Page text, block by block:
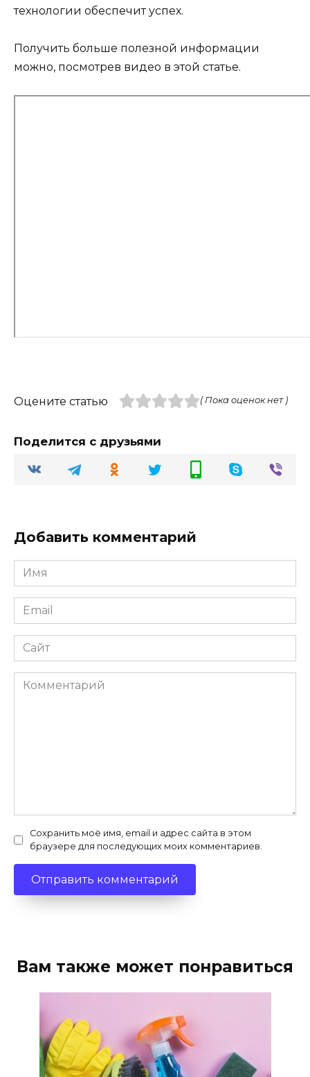
технологии обеспечит успех.
Получить больше полезной информации
можно, посмотрев видео в этой статье.
Оцените статью ( Пока оценок нет )
Поделится с друзьями
Добавить комментарий
Имя
Email
Сайт
Комментарий
Сохранить моё имя, email и адрес сайта в этом
браузере для последующих моих комментариев.
Вам также может понравиться